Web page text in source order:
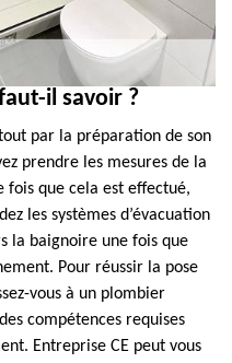
il savoir ?
par la préparation de son
prendre les mesures de la
fois que cela est effectué,
les systèmes d’évacuation
la baignoire une fois que
Pour réussir la pose
vous à un plombier
compétences requises
Entreprise CE peut vous